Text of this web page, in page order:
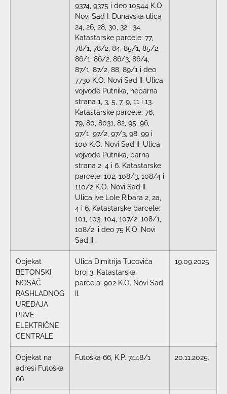
9374, 9375 i deo 10544 K.O.
Novi Sad I. Dunavska ulica
24, 26, 28, 30, 32 i 34.
Katastarske parcele: 77,
78/1, 78/2, 84, 85/1, 85/2,
86/1, 86/2, 86/3, 86/4,
87/1, 87/2, 88, 89/1 i deo
7730 K.O. Novi Sad II. Ulica
vojvode Putnika, neparna
strana 1, 3, 5, 7, 9, 11 i 13.
Katastarske parcele: 76,
79, 80, 8031, 82, 95, 96,
97/1, 97/2, 97/3, 98, 99 i
100 K.O. Novi Sad II. Ulica
vojvode Putnika, parna
strana 2, 4 i 6. Katastarske
parcele: 102, 108/3, 108/4 i
110/2 K.O. Novi Sad II.
Ulica Ive Lole Ribara 2, 2a,
4 i 6. Katastarske parcele:
101, 103, 104, 107/2, 108/1,
108/2, i deo 75 K.O. Novi
Sad II.
Objekat
BETONSKI
NOSAČ
RASHLADNOG
UREĐAJA
PRVE
ELEKTRIČNE
CENTRALE
Ulica Dimitrija Tucovića
broj 3. Katastarska
parcela: 902 K.O. Novi Sad
II.
19.09.2025.
Objekat na
adresi Futoška
66
Futoška 66, K.P. 7448/1 20.11.2025.